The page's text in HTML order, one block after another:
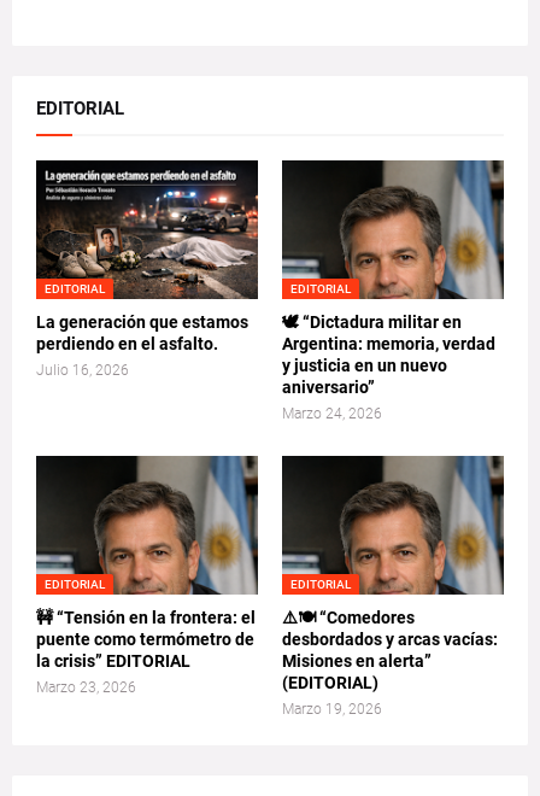
EDITORIAL
EDITORIAL
La generación que estamos
perdiendo en el asfalto.
Julio 16, 2026
EDITORIAL
🕊️ “Dictadura militar en
Argentina: memoria, verdad
y justicia en un nuevo
aniversario”
Marzo 24, 2026
EDITORIAL
🚧 “Tensión en la frontera: el
puente como termómetro de
la crisis” EDITORIAL
Marzo 23, 2026
EDITORIAL
⚠️🍽️ “Comedores
desbordados y arcas vacías:
Misiones en alerta”
(EDITORIAL)
Marzo 19, 2026